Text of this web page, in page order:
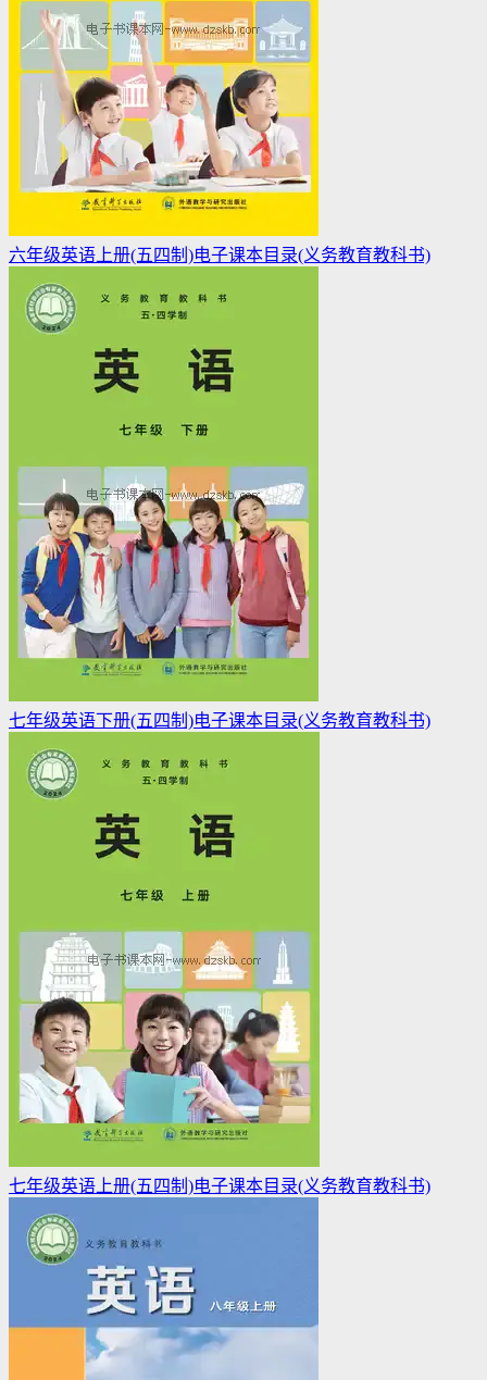
六年级英语上册(五四制)电子课本目录(义务教育教科书)
七年级英语下册(五四制)电子课本目录(义务教育教科书)
七年级英语上册(五四制)电子课本目录(义务教育教科书)